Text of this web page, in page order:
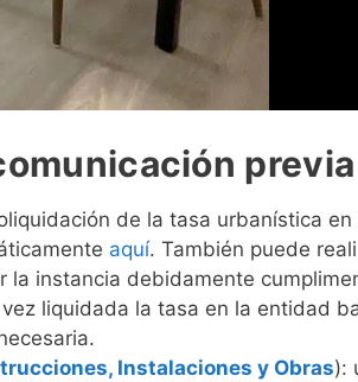
de la tasa urbanística
aquí. También puede
la instancia debidamente
liquidada la tasa en la entidad
Instalaciones y Obras):